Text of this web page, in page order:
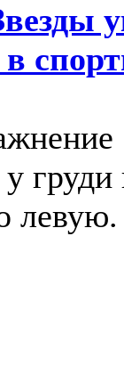
в
груди